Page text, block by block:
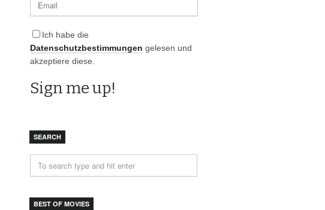
Ich habe die
Datenschutzbestimmungen gelesen und
akzeptiere diese.
SEARCH
BEST OF MOVIES